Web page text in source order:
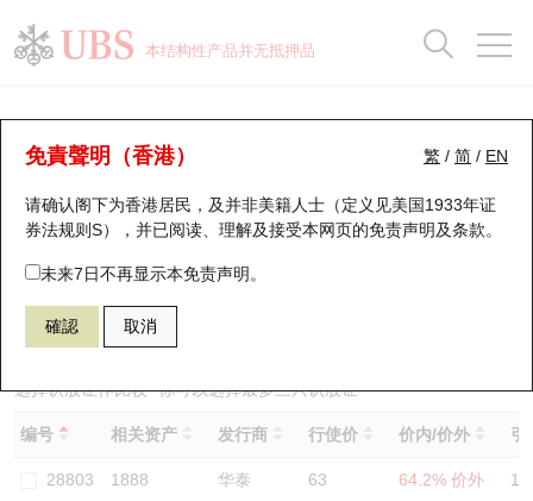
本结构性产品并无抵押品
繁 / 简 / EN
免責聲明（香港）
请确认阁下为香港居民，及并非美籍人士（定义见美国1933年证
券法规则S），并已阅读、理解及接受本网页的免责声明及条款。
未来7日不再显示本免责声明。
確認 取消
认股证分析仪
表现 街货统计 比较
29594 瑞银认购 1888 建滔积层板
选择认股证作比较*你可以选择最多三只认股证
编号 相关资产 发行商 行使价 价内/价外 引
28803 1888 华泰 63 64.2% 价外
瑞银认股证一览
新发行瑞银认股证
即将到期认股证
认股证到期结算价查找
认股证分析仪
认股证速算机
街货统计
比较
牛熊全景快搜
牛熊证搜寻
牛熊证街货分布图
正股牛熊证列表
新发行瑞银牛熊证
已收回牛熊证剩余价值
街货统计
比较
十大升幅/跌幅
十大认股证成交分布
十天股证占大市成交
资金流
街货统计
三十大平均引伸波幅
正股分析仪
二十大活跃股份
恒指成份股
国指成份股
科指成份股
相关资产沽空
持股比重
显示所有持股比重
每月轮证大市专题
轮证专栏
讲座及教育短片
认股证投资者教育
牛熊证投资者教育
认股证牛熊证常问问题